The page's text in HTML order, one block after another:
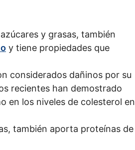
y grasas, también
y tiene propiedades que
considerados dañinos por su
recientes han demostrado
en los niveles de colesterol en
también aporta proteínas de